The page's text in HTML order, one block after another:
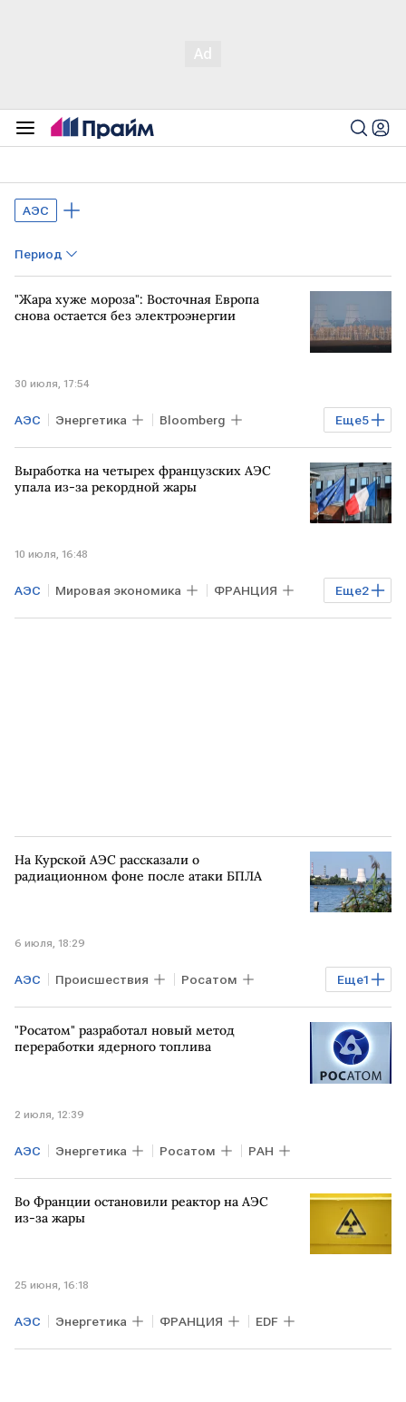
АЭС
Период
"Жара хуже мороза": Восточная Европа
снова остается без электроэнергии
30 июля, 17:54
Еще5
АЭС Энергетика Bloomberg
ЕВРОПА Мировая экономика
ВОСТОЧНАЯ ЕВРОПА СЕРБИЯ
Выработка на четырех французских АЭС
упала из-за рекордной жары
10 июля, 16:48
Еще2
АЭС Мировая экономика ФРАНЦИЯ
ЕВРОПА жара
На Курской АЭС рассказали о
радиационном фоне после атаки БПЛА
6 июля, 18:29
Еще1
АЭС Происшествия Росатом
Курская АЭС
"Росатом" разработал новый метод
переработки ядерного топлива
2 июля, 12:39
АЭС Энергетика Росатом РАН
Во Франции остановили реактор на АЭС
из-за жары
25 июня, 16:18
АЭС Энергетика ФРАНЦИЯ EDF